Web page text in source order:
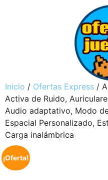
Inicio / Ofertas Express /
Activa de Ruido,
Audio adaptativo, Modo
Espacial Personalizado,
Carga inalámbrica
¡Oferta!